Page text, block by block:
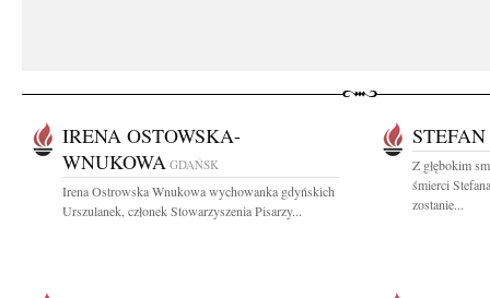
IRENA OSTOWSKA-
WNUKOWA GDAŃSK
Irena Ostrowska Wnukowa wychowanka gdyńskich
Urszulanek, członek Stowarzyszenia Pisarzy...
Z głębokim
śmierci
zostanie...